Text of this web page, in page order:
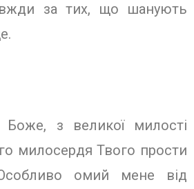
за тих, що шанують
з великої милості
милосердя Твого прости
омий мене від